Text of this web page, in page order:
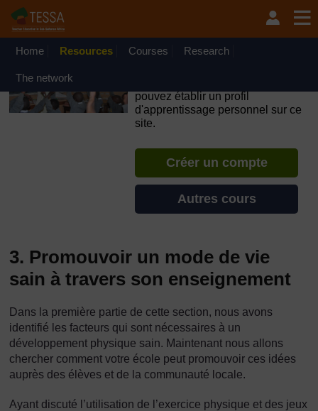
Passer au contenu principal
OpenLearn Create will be unavailable on Wednesday 12
August 2026 from 8am to 10.30am (GMT) due to routine
Home Resources Courses Research
The network
pouvez établir un profil
d'apprentissage personnel sur ce
site.
Créer un compte
Autres cours
3. Promouvoir un mode de vie
sain à travers son enseignement
Dans la première partie de cette section, nous avons
identifié les facteurs qui sont nécessaires à un
développement physique sain. Maintenant nous allons
chercher comment votre école peut promouvoir ces idées
auprès des élèves et de la communauté locale.
Ayant discuté l’utilisation de l’exercice physique et des jeux